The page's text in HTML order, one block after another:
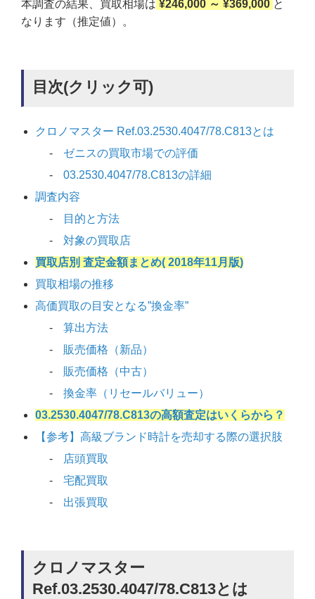
本調査の結果、買取相場は ¥246,000 ～ ¥369,000 と
なります（推定値）。
目次(クリック可)
クロノマスター Ref.03.2530.4047/78.C813とは
ゼニスの買取市場での評価
03.2530.4047/78.C813の詳細
調査内容
目的と方法
対象の買取店
買取店別 査定金額まとめ( 2018年11月版)
買取相場の推移
高価買取の目安となる”換金率”
算出方法
販売価格（新品）
販売価格（中古）
換金率（リセールバリュー）
03.2530.4047/78.C813の高額査定はいくらから？
【参考】高級ブランド時計を売却する際の選択肢
店頭買取
宅配買取
出張買取
クロノマスター
Ref.03.2530.4047/78.C813とは